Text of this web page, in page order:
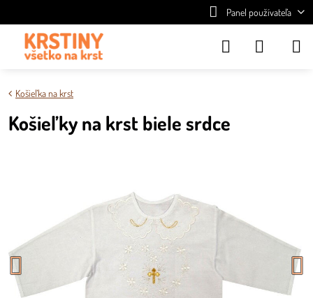
Panel používateľa
Košieľka na krst
Košieľky na krst biele srdce